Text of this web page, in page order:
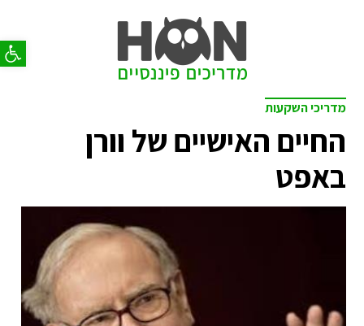
פתח
מדריכי השקעות
החיים האישיים של וורן
באפט